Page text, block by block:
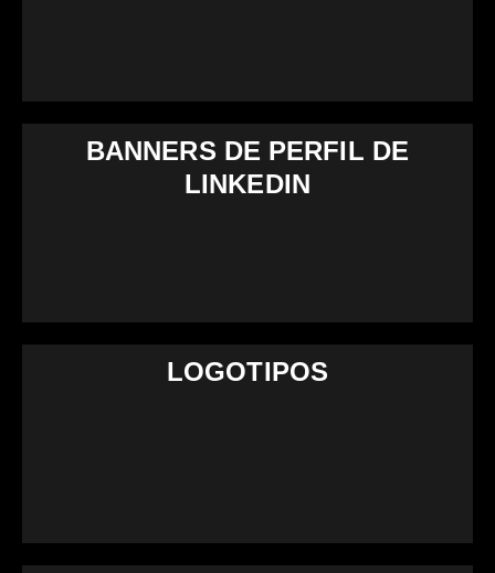
BANNERS DE PERFIL DE
LINKEDIN
LOGOTIPOS